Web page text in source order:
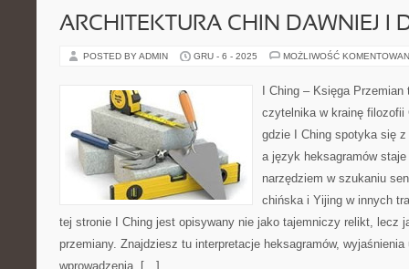
ARCHITEKTURA CHIN DAWNIEJ I
POSTED BY ADMIN GRU - 6 - 2025 MOŻLIWOŚĆ
I Ching – Księga
czytelnika w krainę filozofii
gdzie I Ching spotyka się z
a język heksagramów
narzędziem w szukaniu
chińska i Yijing w innych
tej stronie I Ching jest opisywany nie jako tajemniczy relikt, lecz
przemiany. Znajdziesz tu interpretacje heksagramów, wyjaśnienia
wprowadzenia, […]